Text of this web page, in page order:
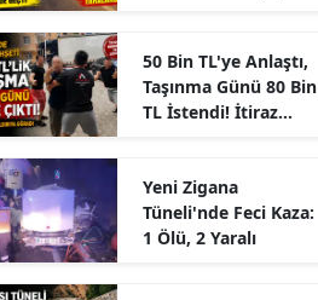
50 Bin TL'ye Anlaştı,
Taşınma Günü 80 Bin
TL İstendi! İtiraz
Yeni Zigana
Tüneli'nde Feci Kaza:
1 Ölü, 2 Yaralı